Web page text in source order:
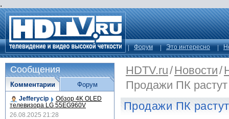
.
Форум Это интересно
HDTV.ru/Новости/
Продажи ПК растут
Продажи ПК растут
Сообщения
Комментарии
Jefferycip Обзор 4K OLED
телевизора LG 55EG960V
26.08.2025 21:28
Форум